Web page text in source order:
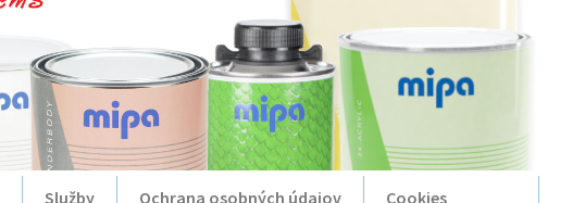
Služby Ochrana osobných údajov Cookies